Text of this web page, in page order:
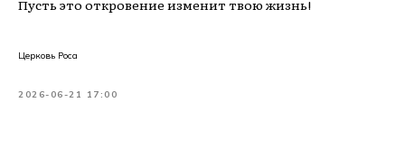
Пусть это откровение изменит твою жизнь!
Церковь Роса
2026-06-21 17:00